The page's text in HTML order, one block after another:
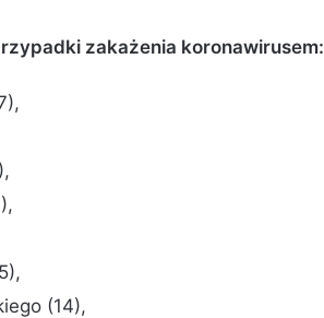
zakażenia koronawirusem:
(14),